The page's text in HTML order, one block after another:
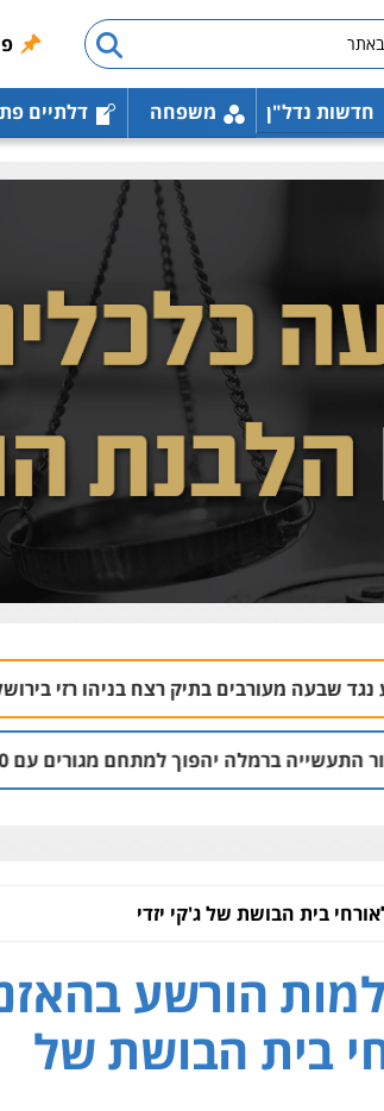
חדשות נדל"ן משפחה דלתיים
בתיק רצח בניהו רזי בירושלים 04.08 | 13:37
מגורים עם 1,700 יחידות דיור
בית הבושת של ג'קי יזדי
הורשע
בית הבושת של